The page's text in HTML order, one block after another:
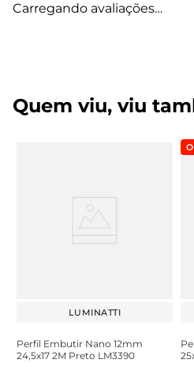
Carregando avaliações…
Quem viu, viu
LUMINATTI
Perfil Embutir Nano 12mm
24,5x17 2M Preto LM3390